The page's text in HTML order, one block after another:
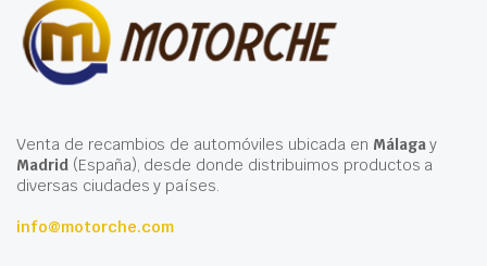
Venta de recambios de automóviles ubicada en Málagay
Madrid(España), desde donde distribuimos productos a
diversas ciudades y países.
info@motorche.com